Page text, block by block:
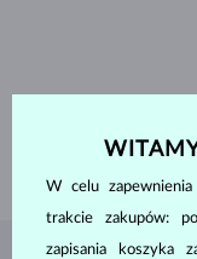
W celu
trakcie zakupów:
zapisania koszyka